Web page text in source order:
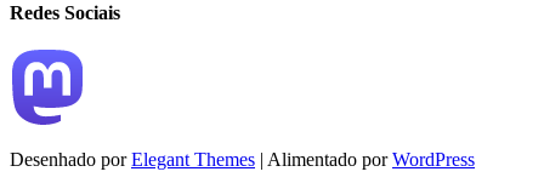
Redes Sociais
Desenhado porElegant Themes | Alimentado porWordPress